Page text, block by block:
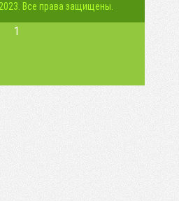
Все права защищены.
1